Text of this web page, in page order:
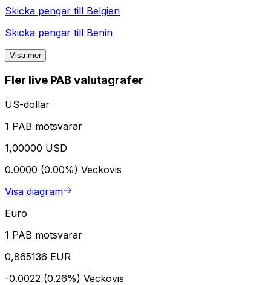
Skicka pengar till Belgien
Skicka pengar till Benin
Visa mer
Fler live PAB valutagrafer
US-dollar
1 PAB motsvarar
1,00000 USD
0.0000 (0.00%) Veckovis
Visa diagram
Euro
1 PAB motsvarar
0,865136 EUR
-0.0022 (0.26%) Veckovis